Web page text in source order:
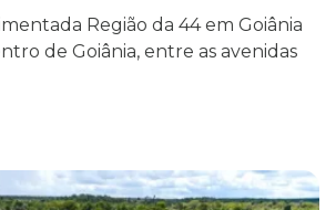
Região da 44 em Goiânia
de Goiânia, entre as avenidas